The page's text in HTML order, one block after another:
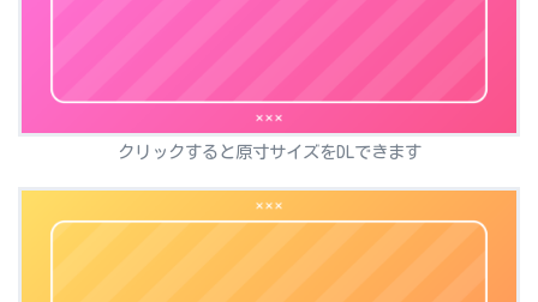
クリックすると原寸サイズをDLできます